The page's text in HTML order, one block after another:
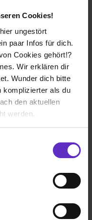
Cookies!
ungestört
paar Infos für dich.
Cookies gehört!?
Wir erklären dir
Wunder dich bitte
komplizierter als du
den aktuellen
werden.
Einstellungen zu
um
Groß- und